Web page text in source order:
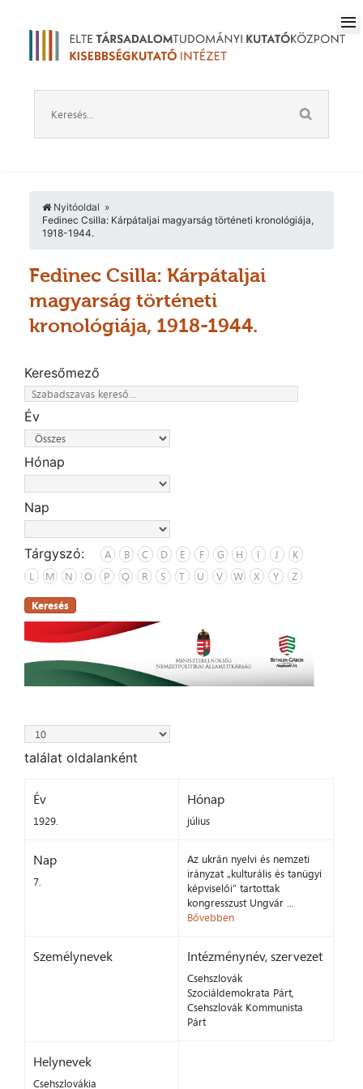
Nyitóoldal
Fedinec Csilla: Kárpátaljai magyarság történeti kronológiája,
1918-1944.
Fedinec Csilla: Kárpátaljai
magyarság történeti
kronológiája, 1918-1944.
Keresőmező
Év
Hónap
Nap
Tárgyszó: A B C D E F G H I J
K
L
M N O P Q R S T U V W X Y Z
Keresés
találat oldalanként
Év
1929.
Hónap
július
Nap
7.
Az ukrán nyelvi és nemzeti
irányzat „kulturális és tanügyi
képviselői” tartottak
kongresszust Ungvár ...
Bővebben
Személynevek Intézménynév, szervezet
Csehszlovák
Szociáldemokrata Párt,
Csehszlovák Kommunista
Párt
Helynevek
Csehszlovákia